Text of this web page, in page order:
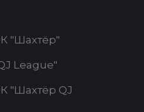
"Шахтёр"
League"
"Шахтёр QJ